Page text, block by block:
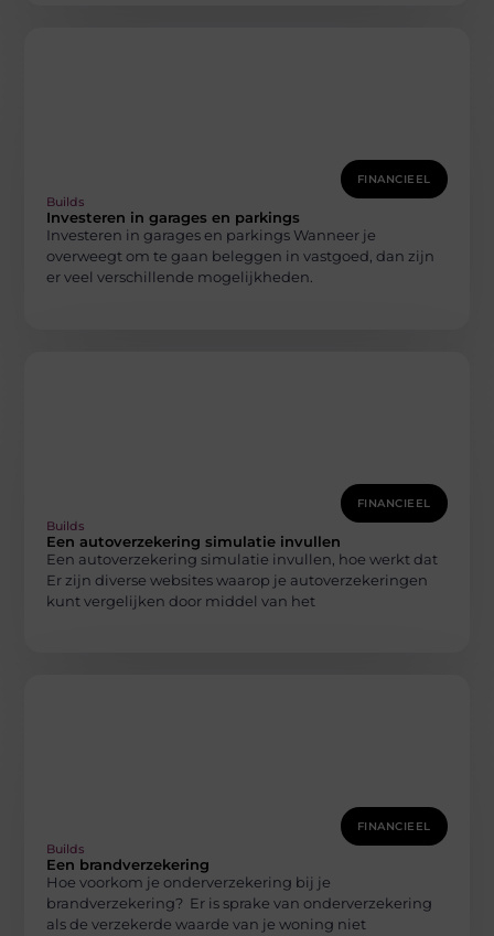
FINANCIEEL
Builds
Investeren in garages en parkings
Investeren in garages en parkings Wanneer je
overweegt om te gaan beleggen in vastgoed, dan zijn
er veel verschillende mogelijkheden.
FINANCIEEL
Builds
Een autoverzekering simulatie invullen
Een autoverzekering simulatie invullen, hoe werkt dat
Er zijn diverse websites waarop je autoverzekeringen
kunt vergelijken door middel van het
FINANCIEEL
Builds
Een brandverzekering
Hoe voorkom je onderverzekering bij je
brandverzekering? Er is sprake van onderverzekering
als de verzekerde waarde van je woning niet